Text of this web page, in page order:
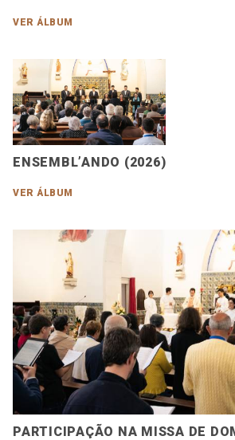
VER ÁLBUM
ENSEMBL’ANDO (2026)
VER ÁLBUM
PARTICIPAÇÃO NA MISSA DE